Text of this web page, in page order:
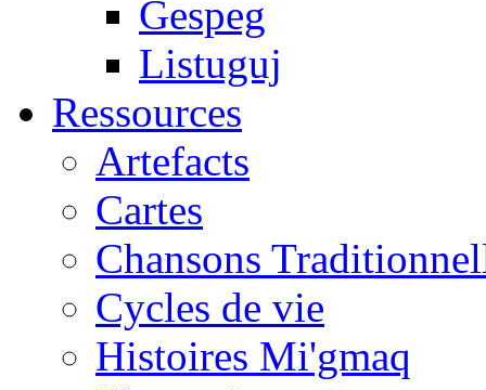
Gespeg
Listuguj
Ressources
Artefacts
Cartes
Chansons
Cycles de vie
Histoires Mi'gmaq